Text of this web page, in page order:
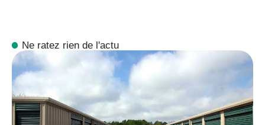
Ne ratez rien de l'actu